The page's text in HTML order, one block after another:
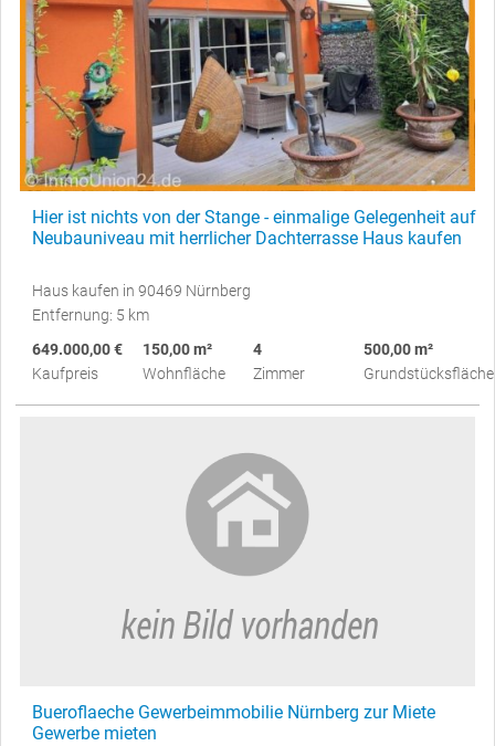
Hier ist nichts von der Stange - einmalige Gelegenheit auf
Neubauniveau mit herrlicher Dachterrasse Haus kaufen
Haus kaufen in 90469 Nürnberg
Entfernung: 5 km
649.000,00 €
Kaufpreis
150,00 m²
Wohnfläche
4
Zimmer
500,00 m²
Grundstücksfläche
Bueroflaeche Gewerbeimmobilie Nürnberg zur Miete
Gewerbe mieten